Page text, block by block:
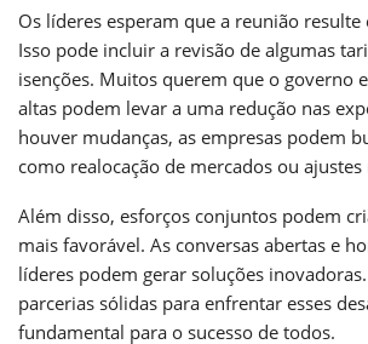
Os líderes esperam que a reunião resulte
Isso pode incluir a revisão de algumas
isenções. Muitos querem que o governo
altas podem levar a uma redução nas
houver mudanças, as empresas podem
como realocação de mercados ou ajustes
Além disso, esforços conjuntos podem
mais favorável. As conversas abertas e
líderes podem gerar soluções
parcerias sólidas para enfrentar esses
fundamental para o sucesso de todos.